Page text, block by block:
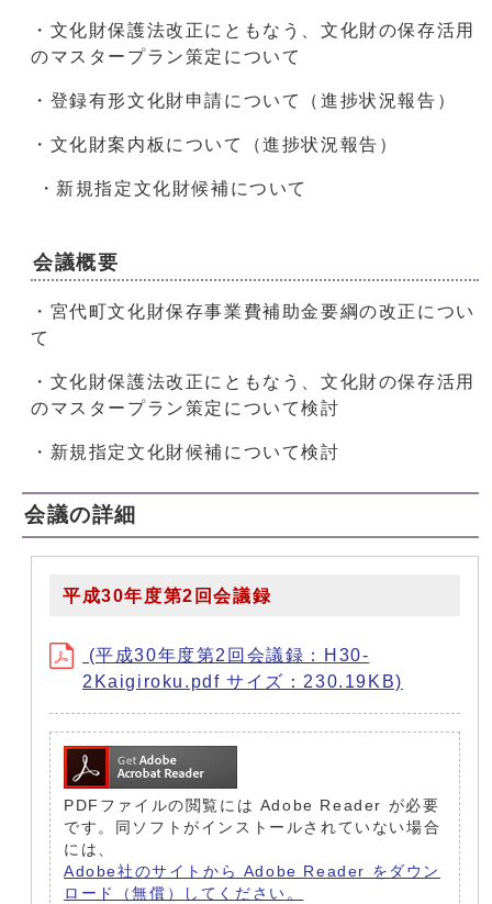
・文化財保護法改正にともなう、文化財の保存活用
のマスタープラン策定について
・登録有形文化財申請について（進捗状況報告）
・文化財案内板について（進捗状況報告）
・新規指定文化財候補について
会議概要
・宮代町文化財保存事業費補助金要綱の改正につい
て
・文化財保護法改正にともなう、文化財の保存活用
のマスタープラン策定について検討
・新規指定文化財候補について検討
会議の詳細
平成30年度第2回会議録
(平成30年度第2回会議録：H30-
2Kaigiroku.pdf サイズ：230.19KB)
PDFファイルの閲覧には Adobe Reader が必要
です。同ソフトがインストールされていない場合
には、
Adobe社のサイトから Adobe Reader をダウン
ロード（無償）してください。